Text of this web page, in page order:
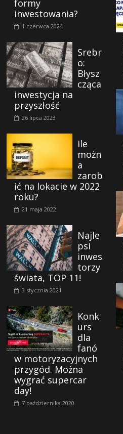
formy
inwestowania?
1 czerwca 2024
Srebr
o:
Błysz
cząca
inwestycja na
przyszłość
26 lipca 2023
Ile
możn
a
zarob
ić na lokacie w 2022
roku?
21 maja 2022
Najle
psi
inwes
torzy
świata, TOP 11!
3 stycznia 2021
Konk
urs
dla
fanó
w motoryzacyjnych
przygód. Można
wygrać supercar
day!
7 października 2020